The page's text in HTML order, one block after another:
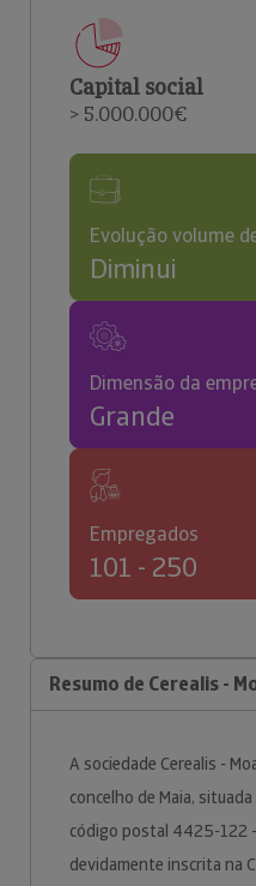
Capital social
> 5.000.000€
Evolução volume
Diminui
Dimensão da
Grande
Empregados
101 - 250
Resumo de Cerealis -
A sociedade Cerealis -
concelho de Maia,
código postal 4425-122
devidamente inscrita na